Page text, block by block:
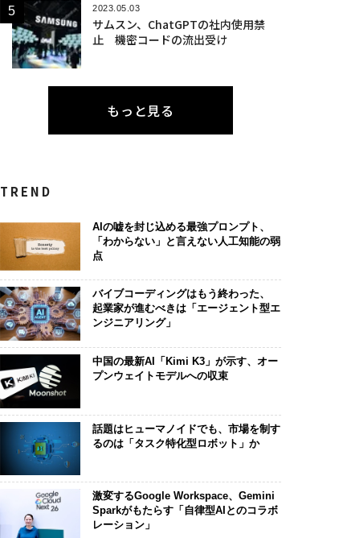
2023.05.03
サムスン、ChatGPTの社内使用禁
止 機密コードの流出受け
もっと見る
TREND
AIの嘘を封じ込める最強プロンプト、
「わからない」と言えない人工知能の弱
点
バイブコーディングはもう終わった、
起業家が進むべきは「エージェント型エ
ンジニアリング」
中国の最新AI「Kimi K3」が示す、オー
プンウェイトモデルへの収束
話題はヒューマノイドでも、市場を制す
るのは「タスク特化型ロボット」か
激変するGoogle Workspace、Gemini
Sparkがもたらす「自律型AIとのコラボ
レーション」